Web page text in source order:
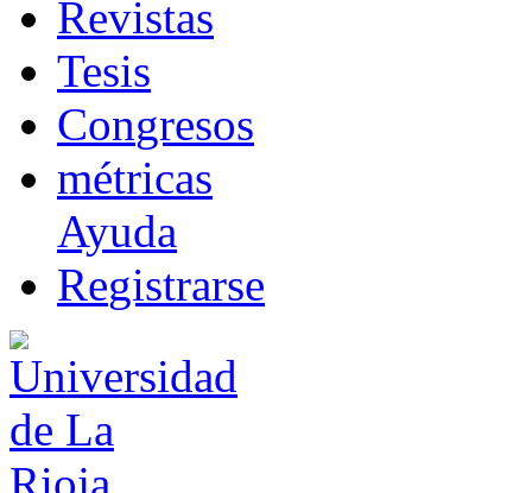
Revistas
Tesis
Congresos
métricas
Ayuda
Registrarse